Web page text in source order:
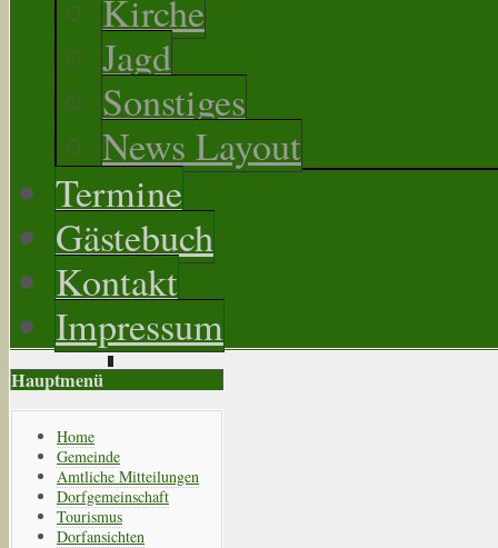
Kirche
Jagd
Sonstiges
News Layout
Termine
Gästebuch
Kontakt
Impressum
Hauptmenü
Home
Gemeinde
Amtliche Mitteilungen
Dorfgemeinschaft
Tourismus
Dorfansichten